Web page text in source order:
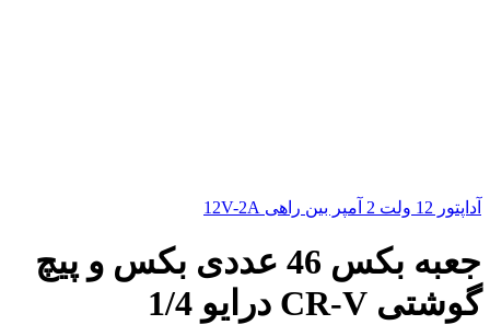
آداپتور 12 ولت 2 آمپر بین راهی 12V-2A
جعبه بکس 46 عددی بکس و پیچ
گوشتی CR-V درایو 1/4